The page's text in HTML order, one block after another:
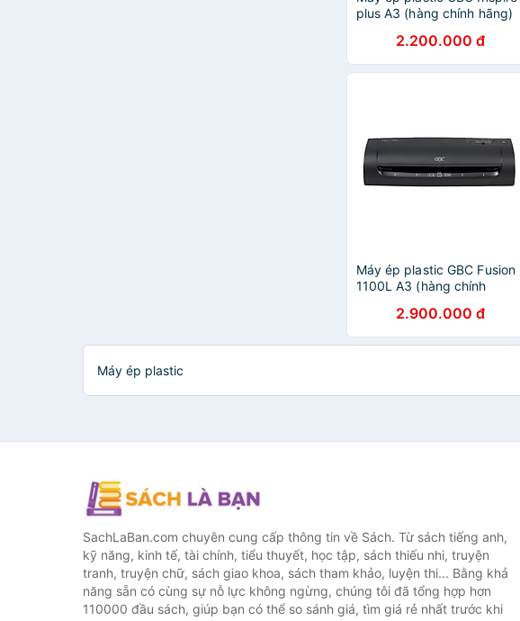
plus A3 (hàng chính hãng)
2.200.000 đ
Máy ép plastic GBC Fusion
1100L A3 (hàng chính
2.900.000 đ
Máy ép plastic
SachLaBan.com chuyên cung cấp thông tin về Sách. Từ sách tiếng anh,
kỹ năng, kinh tế, tài chính, tiểu thuyết, học tập, sách thiếu nhi, truyện
tranh, truyện chữ, sách giao khoa, sách tham khảo, luyện thi... Bằng khả
năng sẵn có cùng sự nỗ lực không ngừng, chúng tôi đã tổng hợp hơn
110000 đầu sách, giúp bạn có thể so sánh giá, tìm giá rẻ nhất trước khi